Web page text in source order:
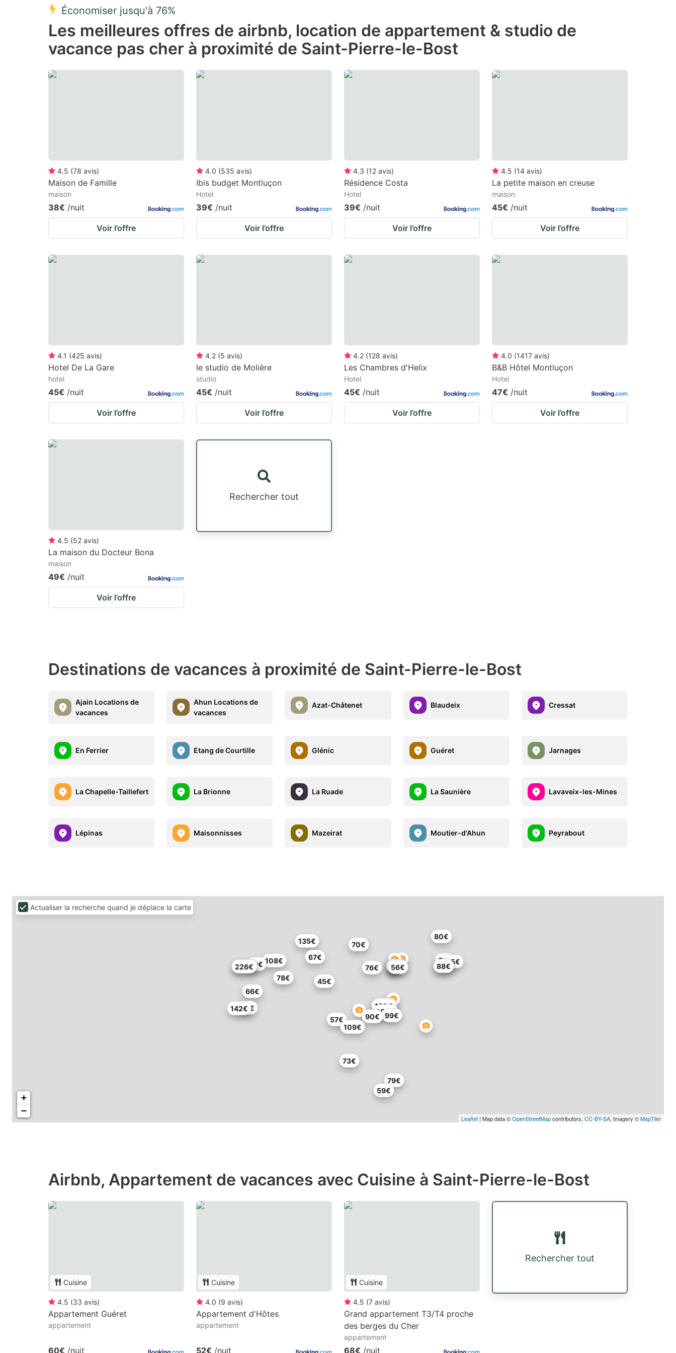
Press
the
question
for
changing
the
question
for
changing
Économiser jusqu'à 76%
Les meilleures offres de airbnb, location de appartement & studio de
vacance pas cher à proximité de Saint-Pierre-le-Bost
4.5 (78 avis)
Maison de Famille
maison
38€ /nuit
Voir l’offre
4.0 (535 avis)
Ibis budget Montluçon
Hotel
39€ /nuit
Voir l’offre
4.3 (12 avis)
Résidence Costa
Hotel
39€ /nuit
Voir l’offre
4.5 (14 avis)
La petite maison en creuse
maison
45€ /nuit
Voir l’offre
4.1 (425 avis)
Hotel De La Gare
hotel
45€ /nuit
Voir l’offre
4.2 (5 avis)
le studio de Molière
studio
45€ /nuit
Voir l’offre
4.2 (128 avis)
Les Chambres d'Helix
Hotel
45€ /nuit
Voir l’offre
4.0 (1417 avis)
B&B Hôtel Montluçon
Hotel
47€ /nuit
Voir l’offre
4.5 (52 avis)
La maison du Docteur Bona
maison
49€ /nuit
Voir l’offre
Rechercher tout
Destinations de vacances à proximité de Saint-Pierre-le-Bost
Ajain Locations de
vacances
Ahun Locations de
vacances
Azat-Châtenet Blaudeix Cressat
En Ferrier Etang de Courtille Glénic Guéret Jarnages
La Chapelle-Taillefert La Brionne La Ruade La Saunière Lavaveix-les-Mines
Lépinas Maisonnisses Mazeirat Moutier-d'Ahun Peyrabout
209€
109€
76€
150€
90€
56€
67€
80€
72€
88€
99€
62€65€
73€
57€
46€
108€
204€
142€
78€
70€
67€
66€
45€
135€
226€59€
109€
79€
59€
+
−
Leaflet | Map data ©OpenStreetMapcontributors, CC-BY-SA, Imagery ©MapTiler
Actualiser la recherche quand je déplace la carte
Airbnb, Appartement de vacances avec Cuisine à Saint-Pierre-le-Bost
Cuisine
4.5 (33 avis)
Appartement Guéret
appartement
60€ /nuit
Cuisine
4.0 (9 avis)
Appartement d'Hôtes
appartement
52€ /nuit
Cuisine
4.5 (7 avis)
Grand appartement T3/T4 proche
des berges du Cher
appartement
68€ /nuit
Rechercher tout